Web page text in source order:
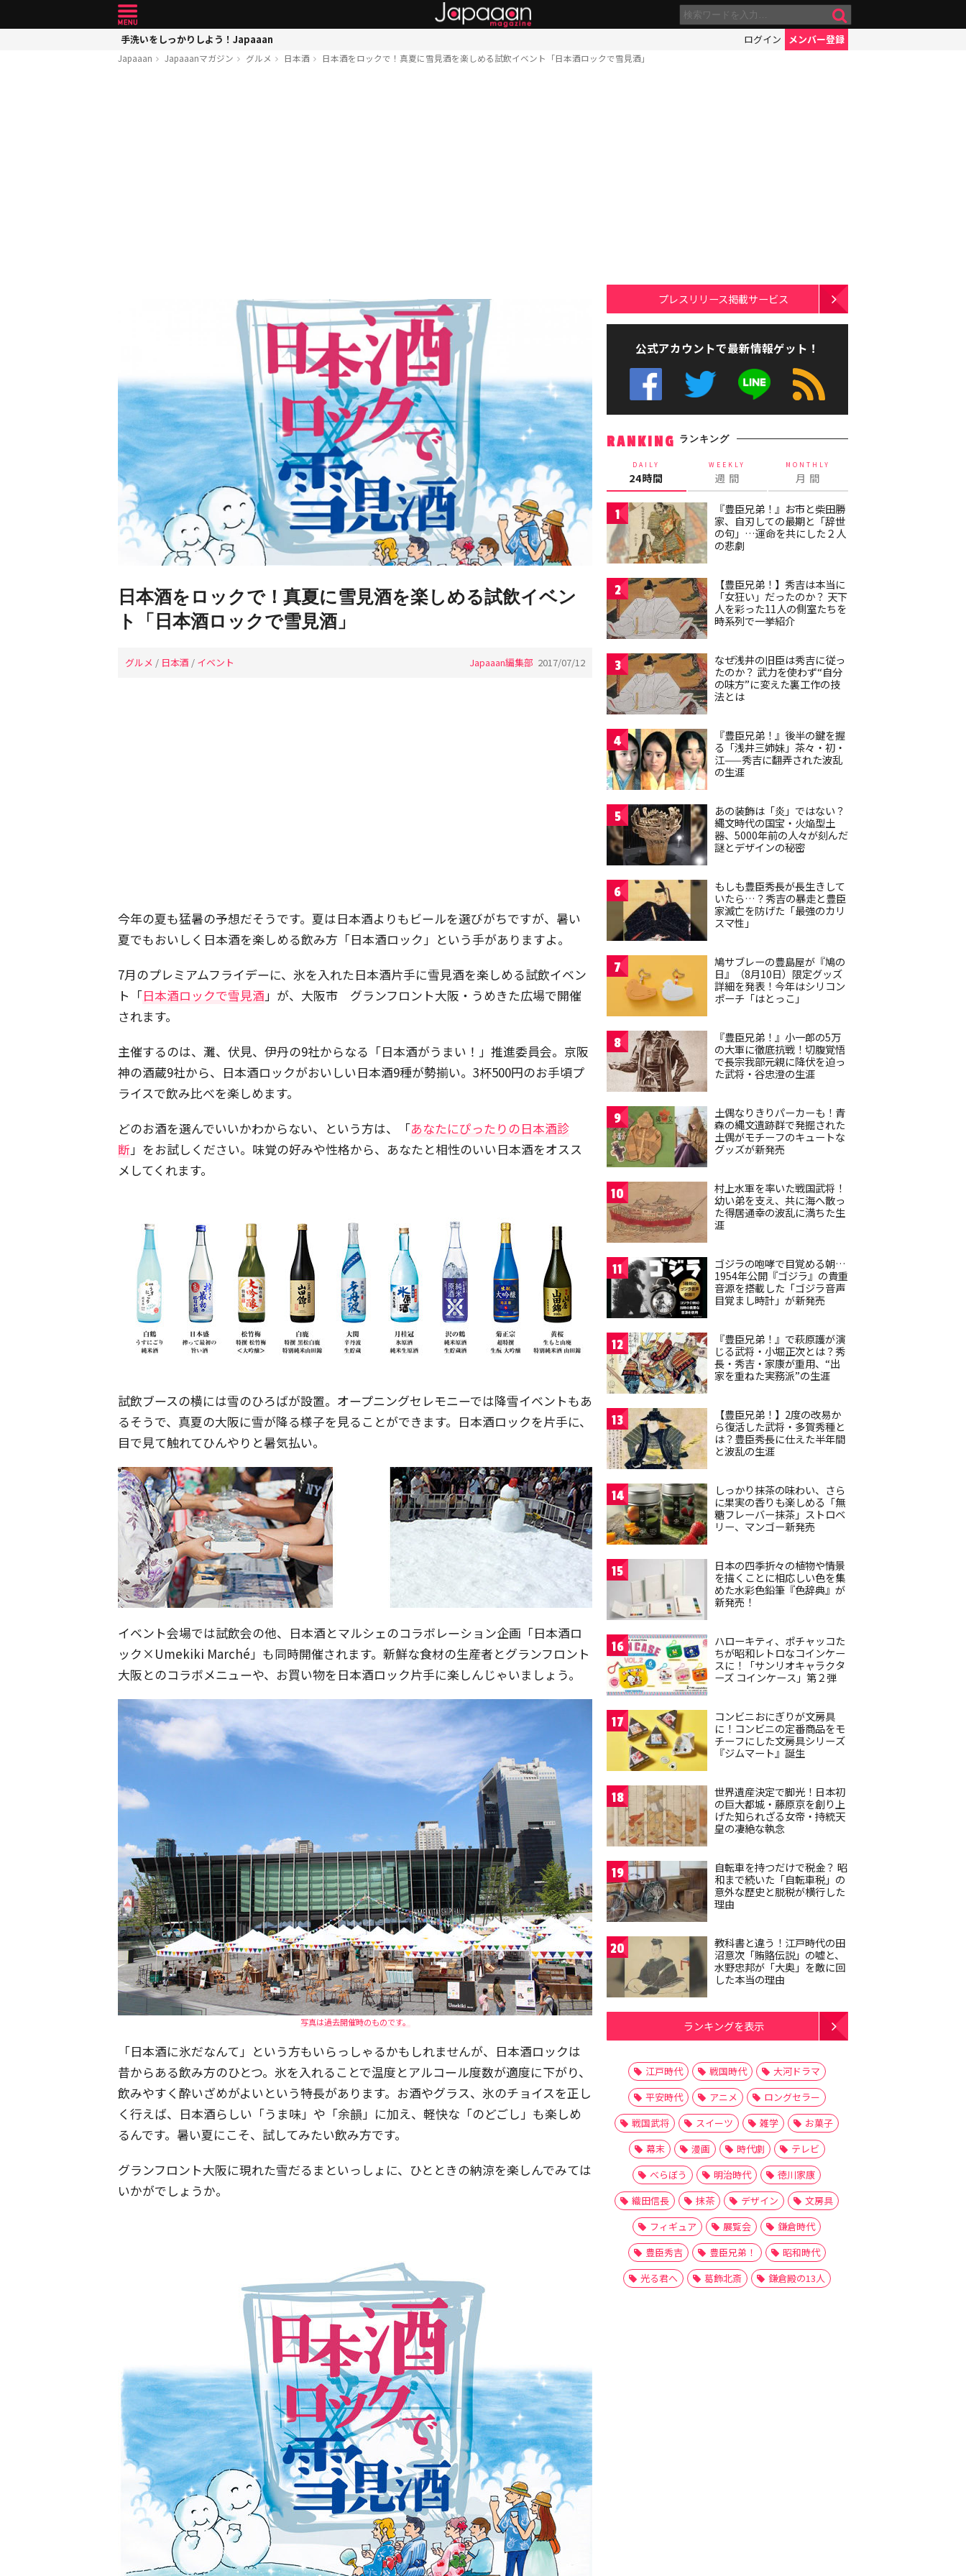
手洗いをしっかりしよう！Japaaan ログイン メンバー登録
Japaaan Japaaanマガジン グルメ 日本酒 日本酒をロックで！真夏に雪見酒を楽しめる試飲イベント「日本酒ロックで雪見酒」
日本酒をロックで！真夏に雪見酒を楽しめる試飲イベン
ト「日本酒ロックで雪見酒」
グルメ / 日本酒 / イベント Japaaan編集部 2017/07/12
今年の夏も猛暑の予想だそうです。夏は日本酒よりもビールを選びがちですが、暑い
夏でもおいしく日本酒を楽しめる飲み方「日本酒ロック」という手がありますよ。
7月のプレミアムフライデーに、氷を入れた日本酒片手に雪見酒を楽しめる試飲イベン
ト「日本酒ロックで雪見酒」が、大阪市 グランフロント大阪・うめきた広場で開催
されます。
主催するのは、灘、伏見、伊丹の9社からなる「日本酒がうまい！」推進委員会。京阪
神の酒蔵9社から、日本酒ロックがおいしい日本酒9種が勢揃い。3杯500円のお手頃プ
ライスで飲み比べを楽しめます。
どのお酒を選んでいいかわからない、という方は、「あなたにぴったりの日本酒診
断」をお試しください。味覚の好みや性格から、あなたと相性のいい日本酒をオスス
メしてくれます。
試飲ブースの横には雪のひろばが設置。オープニングセレモニーでは降雪イベントもあ
るそうで、真夏の大阪に雪が降る様子を見ることができます。日本酒ロックを片手に、
目で見て触れてひんやりと暑気払い。
イベント会場では試飲会の他、日本酒とマルシェのコラボレーション企画「日本酒ロ
ック×Umekiki Marché」も同時開催されます。新鮮な食材の生産者とグランフロント
大阪とのコラボメニューや、お買い物を日本酒ロック片手に楽しんじゃいましょう。
写真は過去開催時のものです。
「日本酒に氷だなんて」という方もいらっしゃるかもしれませんが、日本酒ロックは
昔からある飲み方のひとつ。氷を入れることで温度とアルコール度数が適度に下がり、
飲みやすく酔いざめがよいという特長があります。お酒やグラス、氷のチョイスを正し
く行えば、日本酒らしい「うま味」や「余韻」に加え、軽快な「のどごし」も楽しめ
るんです。暑い夏にこそ、試してみたい飲み方です。
グランフロント大阪に現れた雪だるまといっしょに、ひとときの納涼を楽しんでみては
いかがでしょうか。
プレスリリース掲載サービス
公式アカウントで最新情報ゲット！
RANKING ランキング
DAILY
24時間
WEEKLY
週 間
MONTHLY
月 間
1
『豊臣兄弟！』お市と柴田勝
家、自刃しての最期と「辞世
の句」…運命を共にした２人
の悲劇
2
【豊臣兄弟！】秀吉は本当に
「女狂い」だったのか？ 天下
人を彩った11人の側室たちを
時系列で一挙紹介
3
なぜ浅井の旧臣は秀吉に従っ
たのか？ 武力を使わず“自分
の味方”に変えた裏工作の技
法とは
4
『豊臣兄弟！』後半の鍵を握
る「浅井三姉妹」茶々・初・
江——秀吉に翻弄された波乱
の生涯
5
あの装飾は「炎」ではない？
縄文時代の国宝・火焔型土
器、5000年前の人々が刻んだ
謎とデザインの秘密
6
もしも豊臣秀長が長生きして
いたら…？秀吉の暴走と豊臣
家滅亡を防げた「最強のカリ
スマ性」
7
鳩サブレーの豊島屋が『鳩の
日』（8月10日）限定グッズ
詳細を発表！今年はシリコン
ポーチ「はとっこ」
8
『豊臣兄弟！』小一郎の5万
の大軍に徹底抗戦！切腹覚悟
で長宗我部元親に降伏を迫っ
た武将・谷忠澄の生涯
9
土偶なりきりパーカーも！青
森の縄文遺跡群で発掘された
土偶がモチーフのキュートな
グッズが新発売
10
村上水軍を率いた戦国武将！
幼い弟を支え、共に海へ散っ
た得居通幸の波乱に満ちた生
涯
11
ゴジラの咆哮で目覚める朝…
1954年公開『ゴジラ』の貴重
音源を搭載した「ゴジラ音声
目覚まし時計」が新発売
12
『豊臣兄弟！』で萩原護が演
じる武将・小堀正次とは？秀
長・秀吉・家康が重用、“出
家を重ねた実務派”の生涯
13
【豊臣兄弟！】2度の改易か
ら復活した武将・多賀秀種と
は？豊臣秀長に仕えた半年間
と波乱の生涯
14
しっかり抹茶の味わい、さら
に果実の香りも楽しめる「無
糖フレーバー抹茶」ストロベ
リー、マンゴー新発売
15
日本の四季折々の植物や情景
を描くことに相応しい色を集
めた水彩色鉛筆『色辞典』が
新発売！
16
ハローキティ、ポチャッコた
ちが昭和レトロなコインケー
スに！「サンリオキャラクタ
ーズ コインケース」第２弾
17
コンビニおにぎりが文房具
に！コンビニの定番商品をモ
チーフにした文房具シリーズ
『ジムマート』誕生
18
世界遺産決定で脚光！日本初
の巨大都城・藤原京を創り上
げた知られざる女帝・持統天
皇の凄絶な執念
19
自転車を持つだけで税金？ 昭
和まで続いた「自転車税」の
意外な歴史と脱税が横行した
理由
20
教科書と違う！江戸時代の田
沼意次「賄賂伝説」の嘘と、
水野忠邦が「大奥」を敵に回
した本当の理由
ランキングを表示
江戸時代 戦国時代
大河ドラマ
平安時代
アニメ
ロングセラー
戦国武将
スイーツ 雑学
お菓子
幕末
漫画 時代劇
テレビ
べらぼう
明治時代
徳川家康
織田信長
抹茶 デザイン
文房具
フィギュア
展覧会
鎌倉時代
豊臣秀吉
豊臣兄弟！
昭和時代
光る君へ
葛飾北斎 鎌倉殿の13人